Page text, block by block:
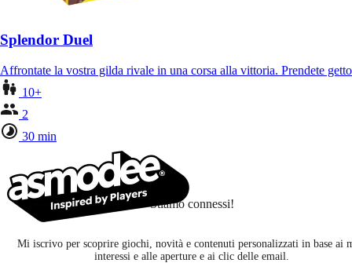
Splendor Duel
Affrontate la vostra gilda rivale in una corsa alla vittoria. Prendete
10+
2
30 min
Stiamo connessi!
Mi iscrivo per scoprire giochi, novità e contenuti personalizzati in base ai
interessi e alle aperture e ai clic delle email.